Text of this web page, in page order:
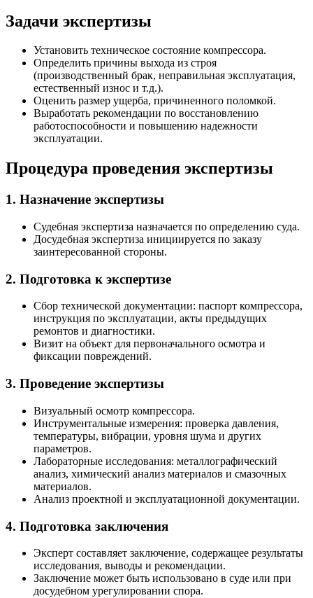
Задачи экспертизы
Установить техническое состояние компрессора.
Определить причины выхода из строя
(производственный брак, неправильная эксплуатация,
естественный износ и т.д.).
Оценить размер ущерба, причиненного поломкой.
Выработать рекомендации по восстановлению
работоспособности и повышению надежности
эксплуатации.
Процедура проведения экспертизы
1. Назначение экспертизы
Судебная экспертиза назначается по определению суда.
Досудебная экспертиза инициируется по заказу
заинтересованной стороны.
2. Подготовка к экспертизе
Сбор технической документации: паспорт компрессора,
инструкция по эксплуатации, акты предыдущих
ремонтов и диагностики.
Визит на объект для первоначального осмотра и
фиксации повреждений.
3. Проведение экспертизы
Визуальный осмотр компрессора.
Инструментальные измерения: проверка давления,
температуры, вибрации, уровня шума и других
параметров.
Лабораторные исследования: металлографический
анализ, химический анализ материалов и смазочных
материалов.
Анализ проектной и эксплуатационной документации.
4. Подготовка заключения
Эксперт составляет заключение, содержащее результаты
исследования, выводы и рекомендации.
Заключение может быть использовано в суде или при
досудебном урегулировании спора.